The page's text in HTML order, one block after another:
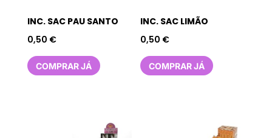
INC. SAC PAU SANTO
0,50 €
COMPRAR JÁ
INC. SAC LIMÃO
0,50 €
COMPRAR JÁ